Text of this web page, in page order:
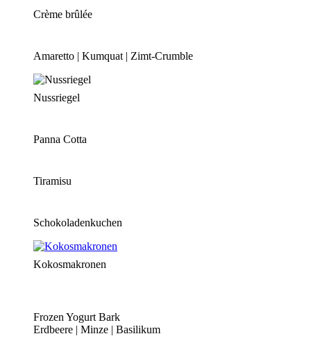
Crème brûlée
Amaretto | Kumquat | Zimt-Crumble
Nussriegel
Panna Cotta
Tiramisu
Schokoladenkuchen
Kokosmakronen
Frozen Yogurt Bark
Erdbeere | Minze | Basilikum